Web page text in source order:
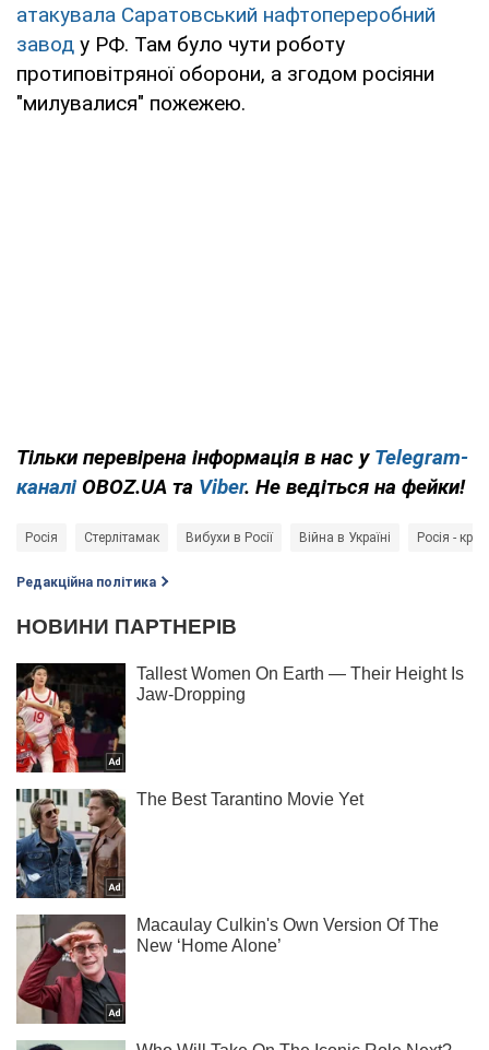
атакувала Саратовський нафтопереробний
завод у РФ. Там було чути роботу
протиповітряної оборони, а згодом росіяни
"милувалися" пожежею.
Тільки перевірена інформація в нас у Telegram-
каналі OBOZ.UA та Viber. Не ведіться на фейки!
Росія Стерлітамак Вибухи в Росії Війна в Україні Росія -
Редакційна політика